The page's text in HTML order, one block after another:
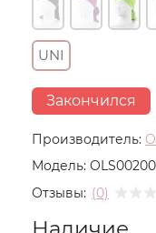
Производитель:
Модель:
Отзывы: (0)
UNI
Закончился